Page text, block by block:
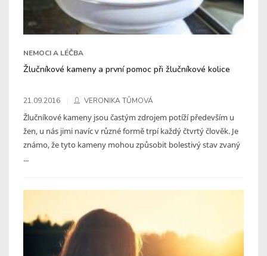
NEMOCI A LÉČBA
Žlučníkové kameny a první pomoc při žlučníkové kolice
21.09.2016 VERONIKA TŮMOVÁ
Žlučníkové kameny jsou častým zdrojem potíží především u
žen, u nás jimi navíc v různé formě trpí každý čtvrtý člověk. Je
známo, že tyto kameny mohou způsobit bolestivý stav zvaný
...